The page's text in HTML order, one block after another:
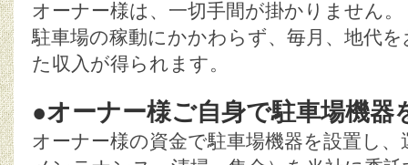
オーナー様は、一切手間が掛かりません。
駐車場の稼動にかかわらず、毎月、地代
た収入が得られます。
●オーナー様ご自身で駐車場機器
オーナー様の資金で駐車場機器を設置し、